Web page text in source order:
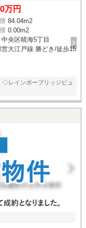
万円
84.04m2
0.00m2
中央区晴海5丁目
営大江戸線 勝どき/徒歩15
◇レインボーブリッジビュ